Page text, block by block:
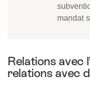
mandat
Relations avec
relations avec